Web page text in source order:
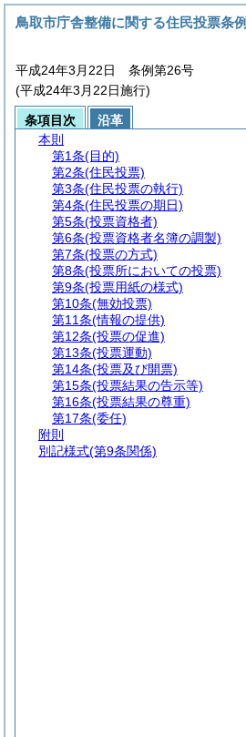
鳥取市庁舎整備に関する住民投票条例
平成24年3月22日 条例第26号
(平成24年3月22日施行)
条項目次
沿革
本則
第1条(目的)
第2条(住民投票)
第3条(住民投票の執行)
第4条(住民投票の期日)
第5条(投票資格者)
第6条(投票資格者名簿の調製)
第7条(投票の方式)
第8条(投票所においての投票)
第9条(投票用紙の様式)
第10条(無効投票)
第11条(情報の提供)
第12条(投票の促進)
第13条(投票運動)
第14条(投票及び開票)
第15条(投票結果の告示等)
第16条(投票結果の尊重)
第17条(委任)
附則
別記様式(第9条関係)